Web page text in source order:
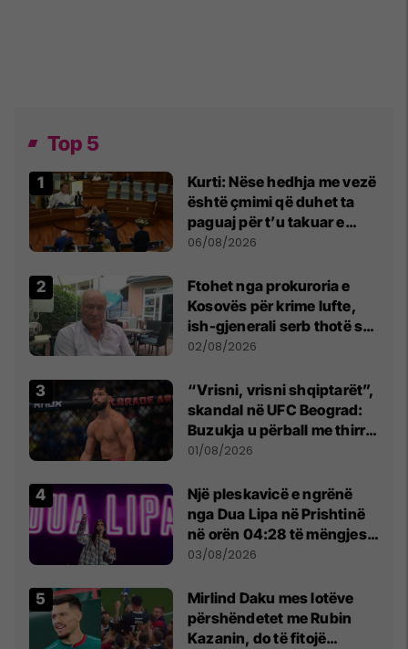
Top 5
Kurti: Nëse hedhja me vezë
është çmimi që duhet ta
paguaj për t’u takuar e
bashkëbiseduar jam i
06/08/2026
Ftohet nga prokuroria e
Kosovës për krime lufte,
ish-gjenerali serb thotë se
dikush e tradhtoi në
02/08/2026
“Vrisni, vrisni shqiptarët”,
skandal në UFC Beograd:
Buzukja u përball me thirrje
anti-shqiptare nga
01/08/2026
Një pleskavicë e ngrënë
nga Dua Lipa në Prishtinë
në orën 04:28 të mëngjesit
- dhe bota digjitale serbe
03/08/2026
Mirlind Daku mes lotëve
përshëndetet me Rubin
Kazanin, do të fitojë